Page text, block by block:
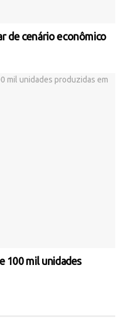
de cenário econômico
100 mil unidades